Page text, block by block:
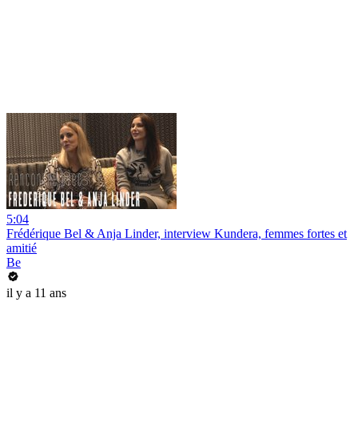
5:04
Frédérique Bel & Anja Linder, interview Kundera, femmes fortes et
amitié
Be
il y a 11 ans